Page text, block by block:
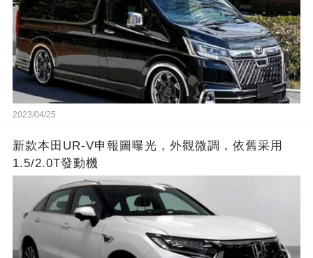
2023/04/25
新款本田UR-V申報圖曝光，外觀微調，依舊采用
1.5/2.0T發動機